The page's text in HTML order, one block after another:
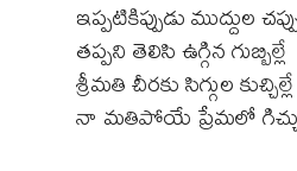
ఇప్పటికిప్పుడు ముద్దుల
తప్పని తెలిసి ఉగ్గిన గుబ్బిల్లే
శ్రీమతి చీరకు సిగ్గుల
నా మతిపోయే ప్రేమలో